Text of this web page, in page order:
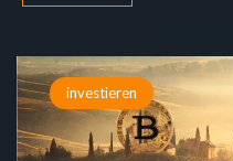
investieren